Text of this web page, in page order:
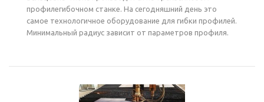
профилегибочном станке. На сегодняшний день это
самое технологичное оборудование для гибки профилей.
Минимальный радиус зависит от параметров профиля.